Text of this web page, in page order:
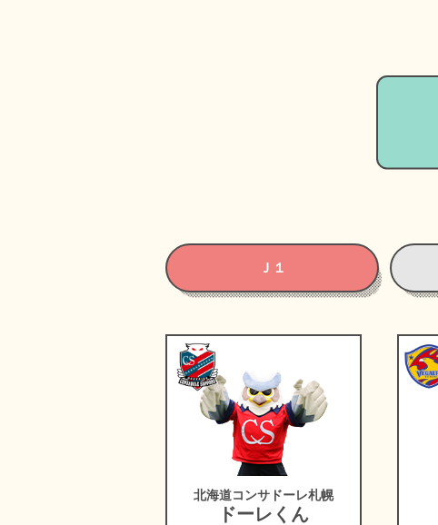
Ｊ１
北海道コンサドーレ札幌
北海道コンサドーレ札幌
ドーレくん